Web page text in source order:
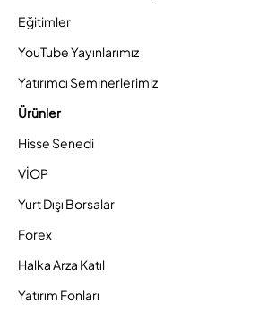
Eğitimler
YouTube Yayınlarımız
Yatırımcı Seminerlerimiz
Ürünler
Hisse Senedi
VİOP
Yurt Dışı Borsalar
Forex
Halka Arza Katıl
Yatırım Fonları